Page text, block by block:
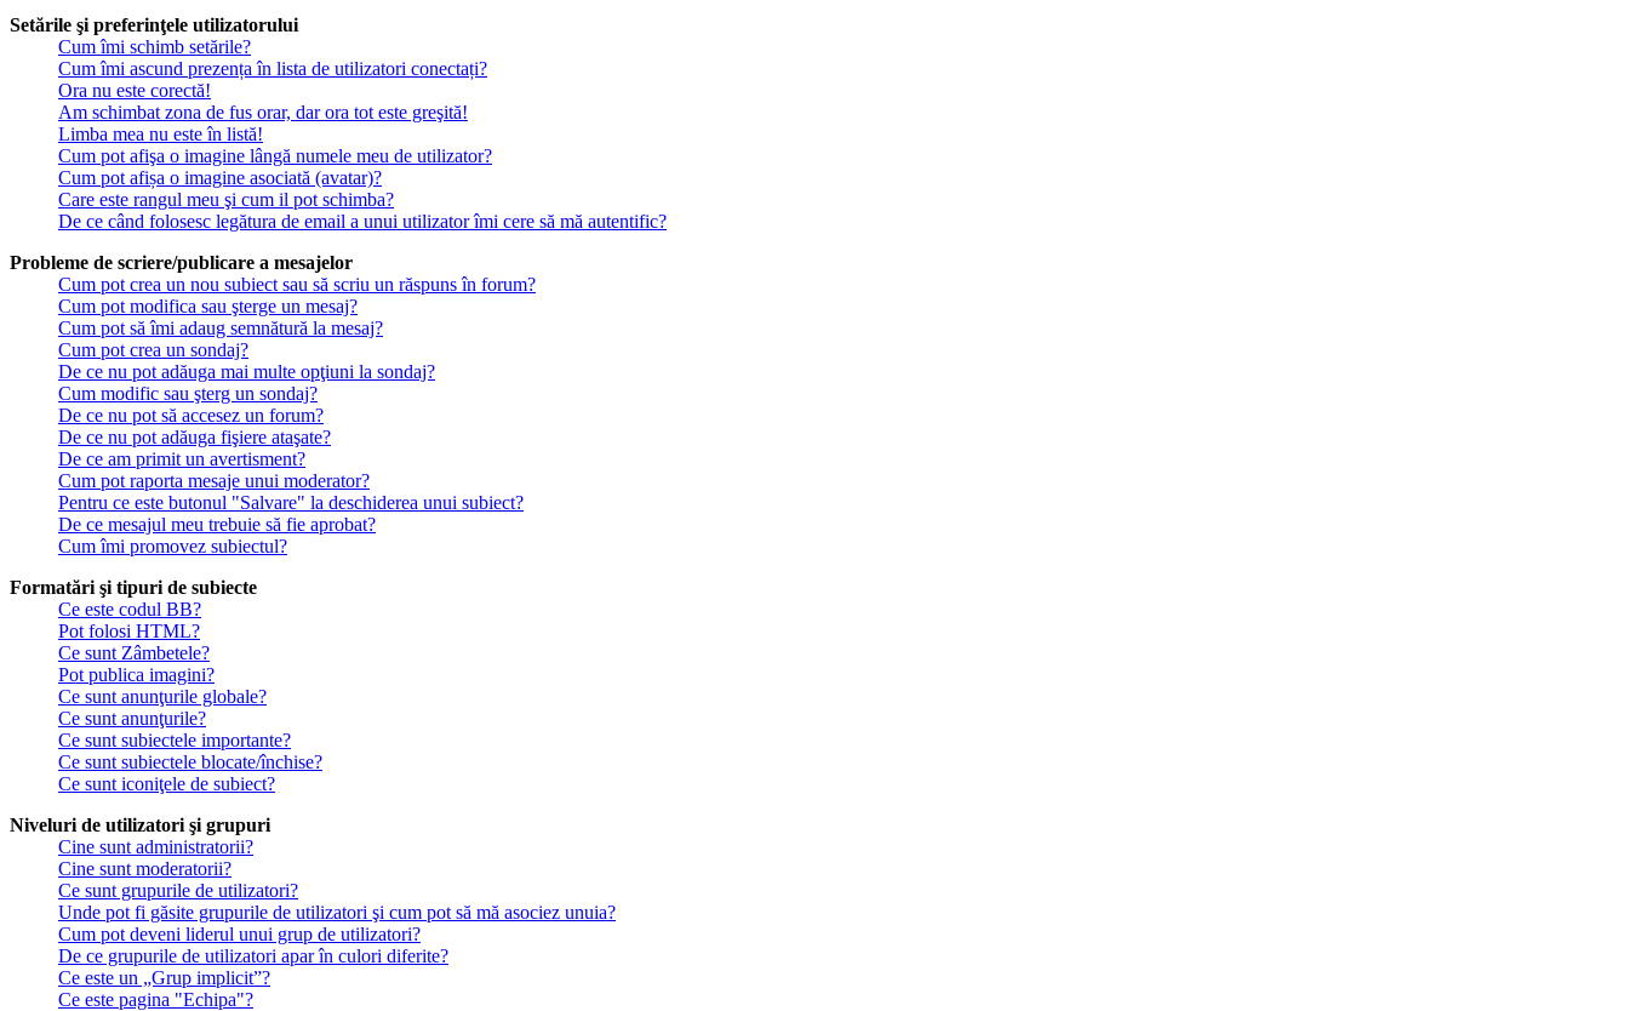
Setările şi preferinţele utilizatorului
Cum îmi schimb setările?
Cum îmi ascund prezența în lista de utilizatori conectați?
Ora nu este corectă!
Am schimbat zona de fus orar, dar ora tot este greşită!
Limba mea nu este în listă!
Cum pot afişa o imagine lângă numele meu de utilizator?
Cum pot afișa o imagine asociată (avatar)?
Care este rangul meu şi cum il pot schimba?
De ce când folosesc legătura de email a unui utilizator îmi cere să mă autentific?
Probleme de scriere/publicare a mesajelor
Cum pot crea un nou subiect sau să scriu un răspuns în forum?
Cum pot modifica sau şterge un mesaj?
Cum pot să îmi adaug semnătură la mesaj?
Cum pot crea un sondaj?
De ce nu pot adăuga mai multe opţiuni la sondaj?
Cum modific sau şterg un sondaj?
De ce nu pot să accesez un forum?
De ce nu pot adăuga fişiere ataşate?
De ce am primit un avertisment?
Cum pot raporta mesaje unui moderator?
Pentru ce este butonul "Salvare" la deschiderea unui subiect?
De ce mesajul meu trebuie să fie aprobat?
Cum îmi promovez subiectul?
Formatări şi tipuri de subiecte
Ce este codul BB?
Pot folosi HTML?
Ce sunt Zâmbetele?
Pot publica imagini?
Ce sunt anunţurile globale?
Ce sunt anunţurile?
Ce sunt subiectele importante?
Ce sunt subiectele blocate/închise?
Ce sunt iconiţele de subiect?
Niveluri de utilizatori şi grupuri
Cine sunt administratorii?
Cine sunt moderatorii?
Ce sunt grupurile de utilizatori?
Unde pot fi găsite grupurile de utilizatori şi cum pot să mă asociez unuia?
Cum pot deveni liderul unui grup de utilizatori?
De ce grupurile de utilizatori apar în culori diferite?
Ce este un „Grup implicit”?
Ce este pagina "Echipa"?